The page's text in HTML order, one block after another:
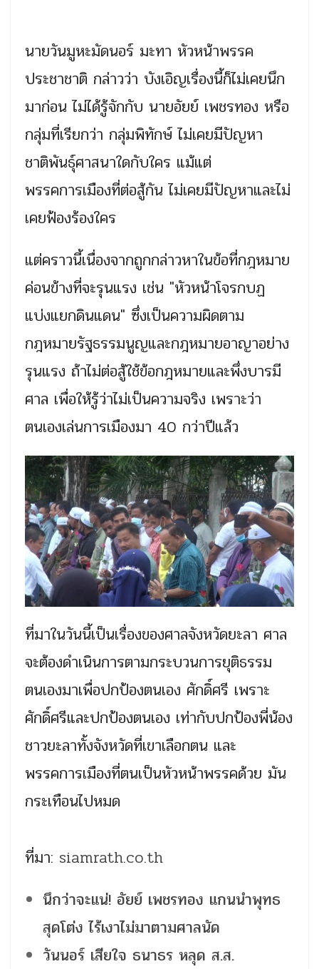
นายวันมูหะมัดนอร์ มะทา หัวหน้าพรรค
ประชาชาติ กล่าวว่า บังเอิญเรื่องนี้ก็ไม่เคยนึก
มาก่อน ไม่ได้รู้จักกับ นายอัยย์ เพชรทอง หรือ
กลุ่มที่เรียกว่า กลุ่มพิทักษ์ ไม่เคยมีปัญหา
ชาติพันธุ์ศาสนาใดกับใคร แม้แต่
พรรคการเมืองที่ต่อสู้กัน ไม่เคยมีปัญหาและไม่
เคยฟ้องร้องใคร
แต่คราวนี้เนื่องจากถูกกล่าวหาในข้อที่กฎหมาย
ค่อนข้างที่จะรุนแรง เช่น "หัวหน้าโจรกบฏ
แบ่งแยกดินแดน" ซึ่งเป็นความผิดตาม
กฎหมายรัฐธรรมนูญและกฎหมายอาญาอย่าง
รุนแรง ถ้าไม่ต่อสู้ใช้ข้อกฎหมายและพึ่งบารมี
ศาล เพื่อให้รู้ว่าไม่เป็นความจริง เพราะว่า
ตนเองเล่นการเมืองมา 40 กว่าปีแล้ว
ที่มาในวันนี้เป็นเรื่องของศาลจังหวัดยะลา ศาล
จะต้องดำเนินการตามกระบวนการยุติธรรม
ตนเองมาเพื่อปกป้องตนเอง ศักดิ์ศรี เพราะ
ศักดิ์ศรีและปกป้องตนเอง เท่ากับปกป้องพี่น้อง
ชาวยะลาทั้งจังหวัดที่เขาเลือกตน และ
พรรคการเมืองที่ตนเป็นหัวหน้าพรรคด้วย มัน
กระเทือนไปหมด
ที่มา: siamrath.co.th
นึกว่าจะแน่! อัยย์ เพชรทอง แกนนำพุทธ
สุดโต่ง ไร้เงาไม่มาตามศาลนัด
วันนอร์ เสียใจ ธนาธร หลุด ส.ส.